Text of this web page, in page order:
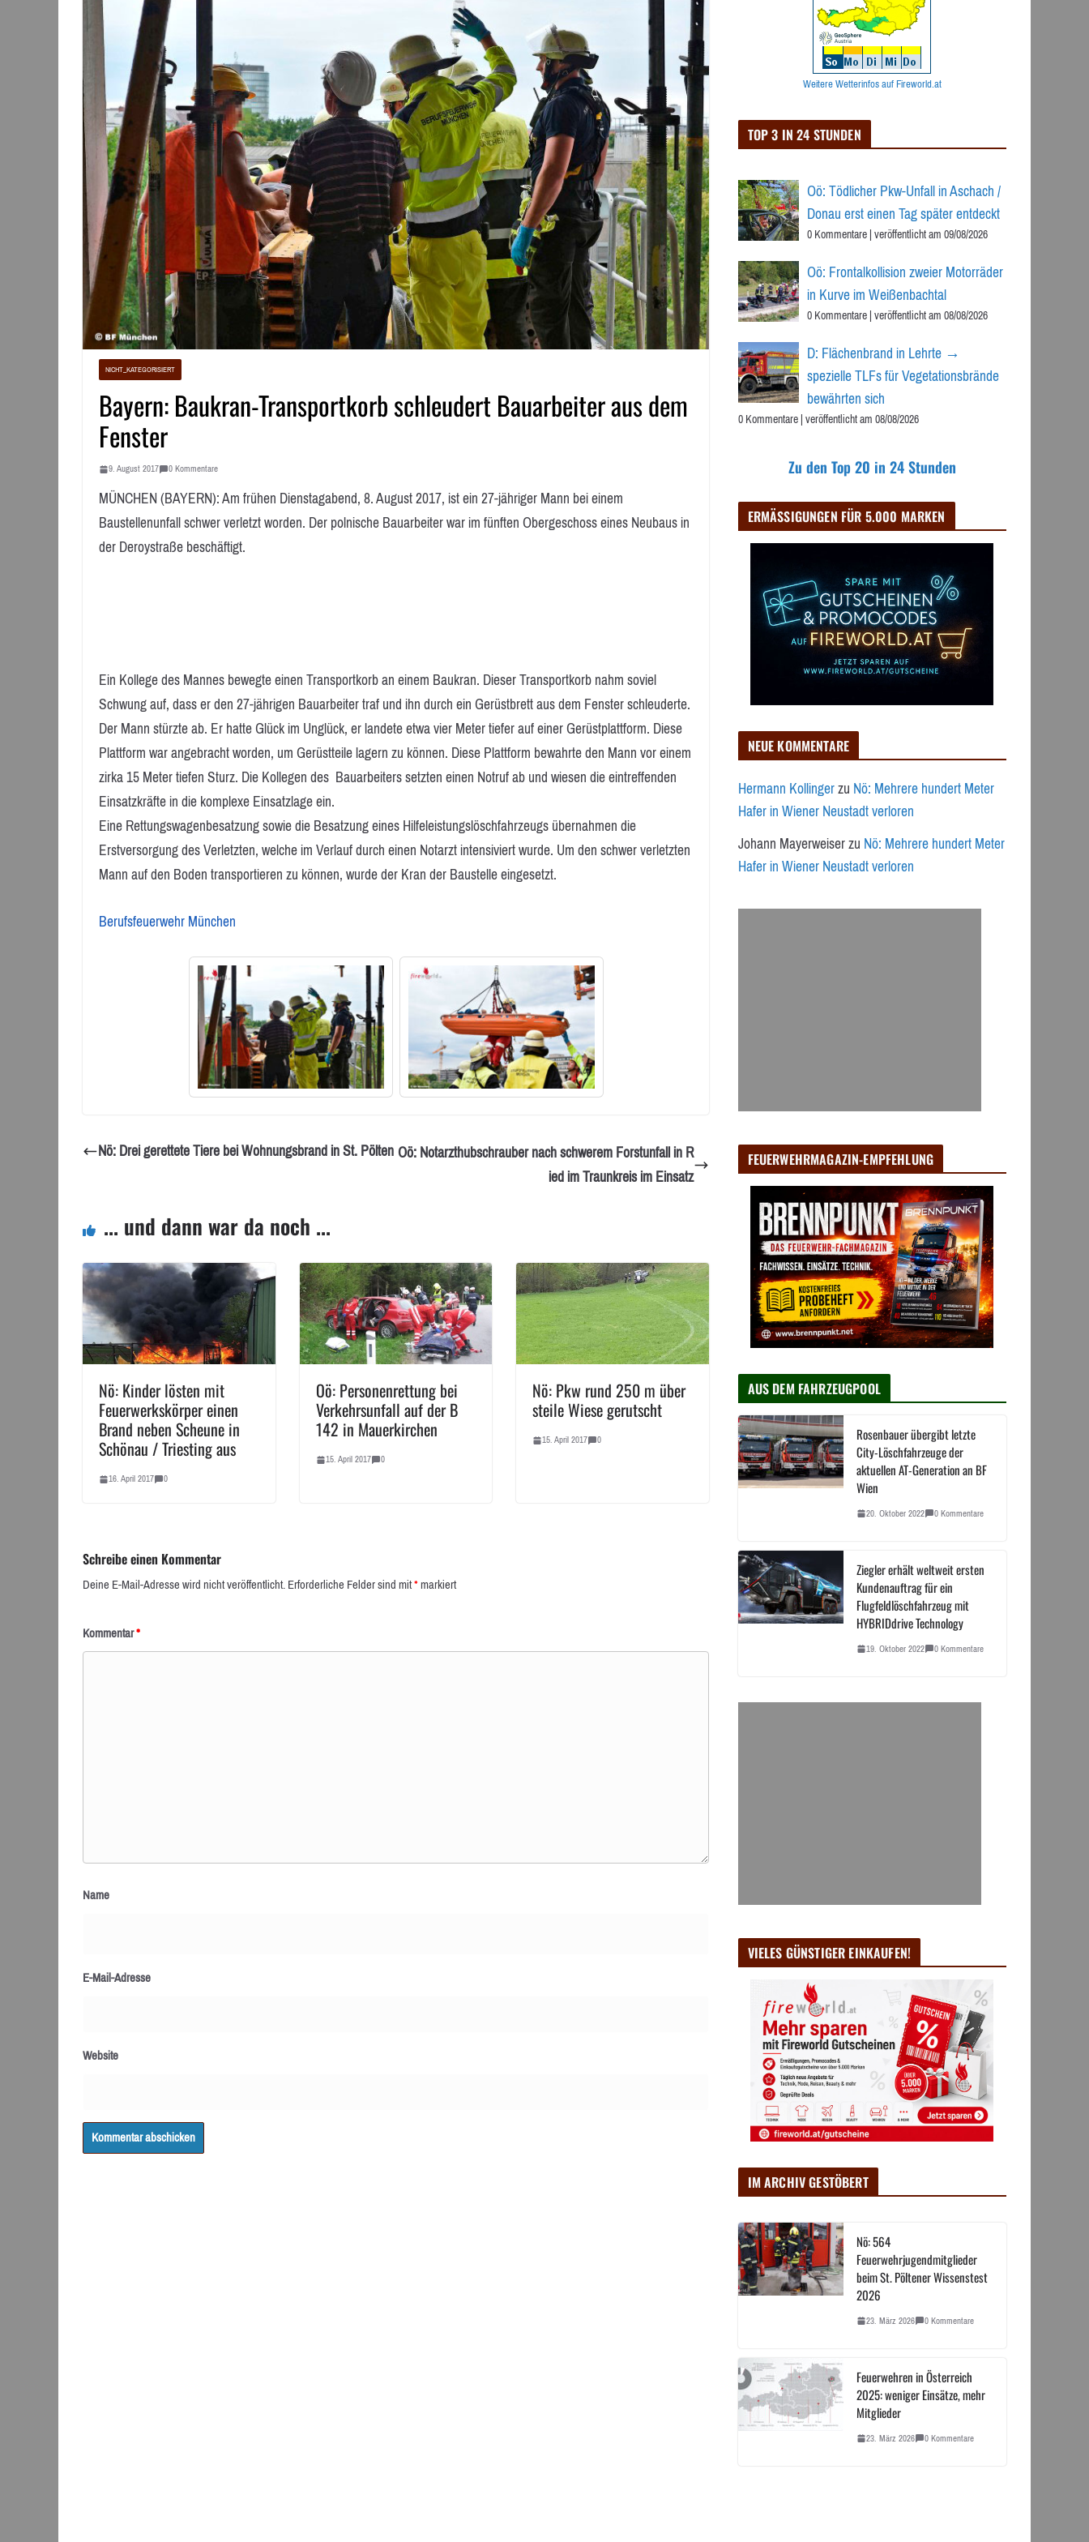
NICHT_KATEGORISIERT
Bayern: Baukran-Transportkorb schleudert Bauarbeiter aus dem
Fenster
9. August 2017 0 Kommentare
MÜNCHEN (BAYERN): Am frühen Dienstagabend, 8. August 2017, ist ein 27-jähriger Mann bei einem
Baustellenunfall schwer verletzt worden. Der polnische Bauarbeiter war im fünften Obergeschoss eines Neubaus in
der Deroystraße beschäftigt.
Ein Kollege des Mannes bewegte einen Transportkorb an einem Baukran. Dieser Transportkorb nahm soviel
Schwung auf, dass er den 27-jährigen Bauarbeiter traf und ihn durch ein Gerüstbrett aus dem Fenster schleuderte.
Der Mann stürzte ab. Er hatte Glück im Unglück, er landete etwa vier Meter tiefer auf einer Gerüstplattform. Diese
Plattform war angebracht worden, um Gerüstteile lagern zu können. Diese Plattform bewahrte den Mann vor einem
zirka 15 Meter tiefen Sturz. Die Kollegen des Bauarbeiters setzten einen Notruf ab und wiesen die eintreffenden
Einsatzkräfte in die komplexe Einsatzlage ein.
Eine Rettungswagenbesatzung sowie die Besatzung eines Hilfeleistungslöschfahrzeugs übernahmen die
Erstversorgung des Verletzten, welche im Verlauf durch einen Notarzt intensiviert wurde. Um den schwer verletzten
Mann auf den Boden transportieren zu können, wurde der Kran der Baustelle eingesetzt.
Berufsfeuerwehr München
Nö: Drei gerettete Tiere bei Wohnungsbrand in St. PöltenOö: Notarzthubschrauber nach schwerem Forstunfall in R
ied im Traunkreis im Einsatz
... und dann war da noch ...
Nö: Kinder lösten mit
Feuerwerkskörper einen
Brand neben Scheune in
Schönau / Triesting aus
16. April 2017 0
Oö: Personenrettung bei
Verkehrsunfall auf der B
142 in Mauerkirchen
15. April 2017 0
Nö: Pkw rund 250 m über
steile Wiese gerutscht
15. April 2017 0
Schreibe einen Kommentar
Deine E-Mail-Adresse wird nicht veröffentlicht.Erforderliche Felder sind mit*markiert
Kommentar*
Name
E-Mail-Adresse
Website
Weitere Wetterinfos auf Fireworld.at
TOP 3 IN 24 STUNDEN
Oö: Tödlicher Pkw-Unfall in Aschach /
Donau erst einen Tag später entdeckt
0 Kommentare|veröffentlicht am 09/08/2026
Oö: Frontalkollision zweier Motorräder
in Kurve im Weißenbachtal
0 Kommentare|veröffentlicht am 08/08/2026
D: Flächenbrand in Lehrte →
spezielle TLFs für Vegetationsbrände
bewährten sich
0 Kommentare|veröffentlicht am 08/08/2026
Zu den Top 20 in 24 Stunden
ERMÄSSIGUNGEN FÜR 5.000 MARKEN
NEUE KOMMENTARE
Hermann KollingerzuNö: Mehrere hundert Meter
Hafer in Wiener Neustadt verloren
Johann MayerweiserzuNö: Mehrere hundert Meter
Hafer in Wiener Neustadt verloren
FEUERWEHRMAGAZIN-EMPFEHLUNG
AUS DEM FAHRZEUGPOOL
Rosenbauer übergibt letzte
City-Löschfahrzeuge der
aktuellen AT-Generation an BF
Wien
20. Oktober 2022 0 Kommentare
Ziegler erhält weltweit ersten
Kundenauftrag für ein
Flugfeldlöschfahrzeug mit
HYBRIDdrive Technology
19. Oktober 2022 0 Kommentare
VIELES GÜNSTIGER EINKAUFEN!
IM ARCHIV GESTÖBERT
Nö: 564
Feuerwehrjugendmitglieder
beim St. Pöltener Wissenstest
2026
23. März 2026 0 Kommentare
Feuerwehren in Österreich
2025: weniger Einsätze, mehr
Mitglieder
23. März 2026 0 Kommentare